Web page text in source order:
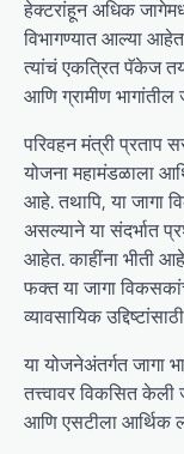
हेक्टरांहून अधिक
विभागण्यात आल्या
त्यांचं एकत्रित पॅकेज
आणि ग्रामीण
परिवहन मंत्री प्रताप
योजना महामंडळाला
आहे. तथापि, या जागा
असल्याने या संदर्भात
आहेत. काहींना भीती
फक्त या जागा
व्यावसायिक
या योजनेअंतर्गत जागा
तत्त्वावर विकसित
आणि एसटीला आर्थिक